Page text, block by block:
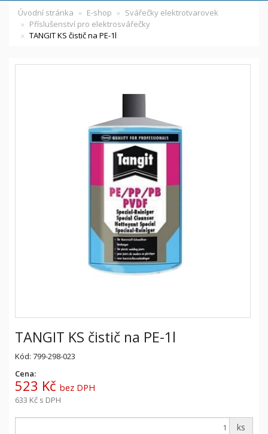
Úvodní stránka E-shop
Svářečky elektrotvarovek
Příslušenství pro elektrosvářečky
TANGIT KS čistič na PE-1l
TANGIT KS čistič na PE-1l
Kód: 799-298-023
Cena:
523 Kč bez DPH
633 Kč s DPH
ks